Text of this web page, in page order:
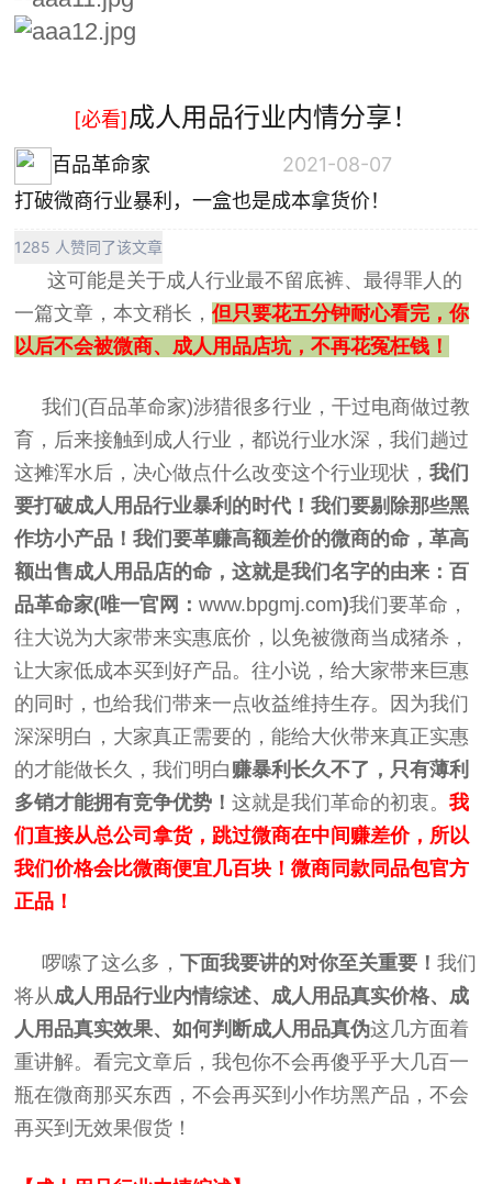
[必看]成人用品行业内情分享！
百品革命家 2021-08-07
打破微商行业暴利，一盒也是成本拿货价！
1285 人赞同了该文章
这可能是关于成人行业最不留底裤、最得罪人的
一篇文章，本文稍长，但只要花五分钟耐心看完，你
以后不会被微商、成人用品店坑，不再花冤枉钱！
我们(百品革命家)涉猎很多行业，干过电商做过教
育，后来接触到成人行业，都说行业水深，我们趟过
这摊浑水后，决心做点什么改变这个行业现状，我们
要打破成人用品行业暴利的时代！我们要剔除那些黑
作坊小产品！我们要革赚高额差价的微商的命，革高
额出售成人用品店的命，这就是我们名字的由来：百
品革命家(唯一官网：www.bpgmj.com)我们要革命，
往大说为大家带来实惠底价，以免被微商当成猪杀，
让大家低成本买到好产品。往小说，给大家带来巨惠
的同时，也给我们带来一点收益维持生存。因为我们
深深明白，大家真正需要的，能给大伙带来真正实惠
的才能做长久，我们明白 赚暴利长久不了，只有薄利
多销才能拥有竞争优势！这就是我们革命的初衷。我
们直接从总公司拿货，跳过微商在中间赚差价，所以
我们价格会比微商便宜几百块！微商同款同品包官方
正品！
啰嗦了这么多，下面我要讲的对你至关重要！我们
将从成人用品行业内情综述、成人用品真实价格、 成
人用品真实效果、如何判断成人用品真伪这几方面着
重讲解。看完文章后，我包你不会再傻乎乎大几百一
瓶在微商那买东西，不会再买到小作坊黑产品，不会
再买到无效果假货！